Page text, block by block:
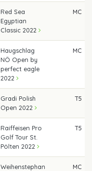
Red Sea
Egyptian
Classic 2022
MC
Haugschlag
NÖ Open by
perfect eagle
2022
MC
Gradi Polish
Open 2022
T5
Raiffeisen Pro
Golf Tour St.
Pölten 2022
T5
Weihenstephan
MC